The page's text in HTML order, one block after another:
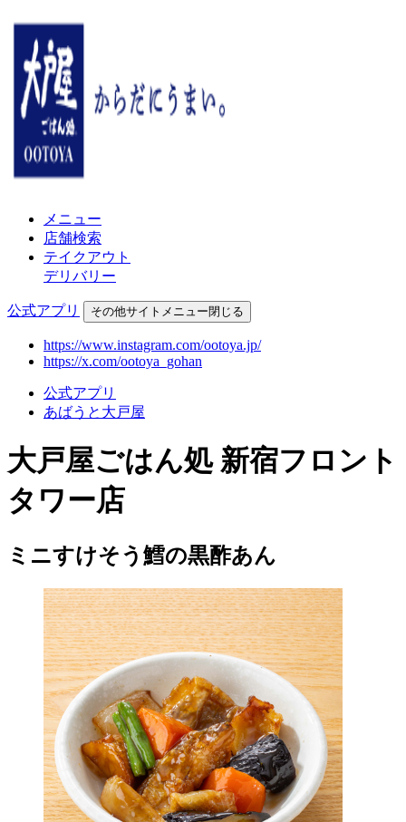
メニュー
店舗検索
テイクアウト
デリバリー
公式アプリ その他サイトメニュー閉じる
https://www.instagram.com/ootoya.jp/
https://x.com/ootoya_gohan
公式アプリ
あばうと大戸屋
大戸屋ごはん処 新宿フロント
タワー店
ミニすけそう鱈の黒酢あん